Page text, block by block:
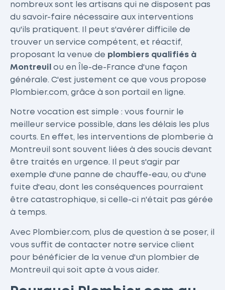
nombreux sont les artisans qui ne disposent pas
du savoir-faire nécessaire aux interventions
qu'ils pratiquent. Il peut s'avérer difficile de
trouver un service compétent, et réactif,
proposant la venue de plombiers qualifiés à
Montreuil ou en Île-de-France d'une façon
générale. C'est justement ce que vous propose
Plombier.com, grâce à son portail en ligne.
Notre vocation est simple : vous fournir le
meilleur service possible, dans les délais les plus
courts. En effet, les interventions de plomberie à
Montreuil sont souvent liées à des soucis devant
être traités en urgence. Il peut s'agir par
exemple d'une panne de chauffe-eau, ou d'une
fuite d'eau, dont les conséquences pourraient
être catastrophique, si celle-ci n'était pas gérée
à temps.
Avec Plombier.com, plus de question à se poser, il
vous suffit de contacter notre service client
pour bénéficier de la venue d'un plombier de
Montreuil qui soit apte à vous aider.